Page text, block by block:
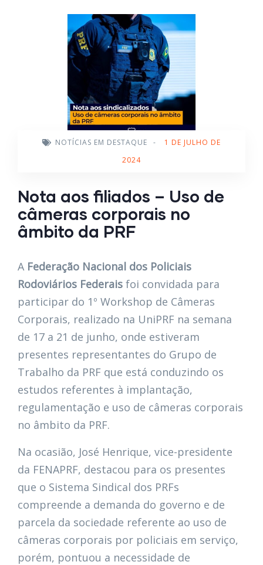
NOTÍCIAS EM DESTAQUE -
1 DE JULHO DE
2024
Nota aos filiados – Uso de
câmeras corporais no
âmbito da PRF
A Federação Nacional dos Policiais
Rodoviários Federais foi convidada para
participar do 1º Workshop de Câmeras
Corporais, realizado na UniPRF na semana
de 17 a 21 de junho, onde estiveram
presentes representantes do Grupo de
Trabalho da PRF que está conduzindo os
estudos referentes à implantação,
regulamentação e uso de câmeras corporais
no âmbito da PRF.
Na ocasião, José Henrique, vice-presidente
da FENAPRF, destacou para os presentes
que o Sistema Sindical dos PRFs
compreende a demanda do governo e de
parcela da sociedade referente ao uso de
câmeras corporais por policiais em serviço,
porém, pontuou a necessidade de